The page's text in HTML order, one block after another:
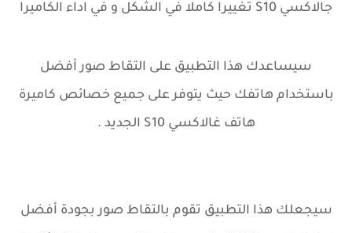
جالاكسي S10 تغييرا كاملا في الشكل و في اداء الكاميرا
سيساعدك هذا التطبيق على التقاط صور أفضل
باستخدام هاتفك حيث يتوفر على جميع خصائص كاميرة
هاتف غالاكسي S10 الجديد .
سيجعلك هذا التطبيق تقوم بالتقاط صور بجودة أفضل